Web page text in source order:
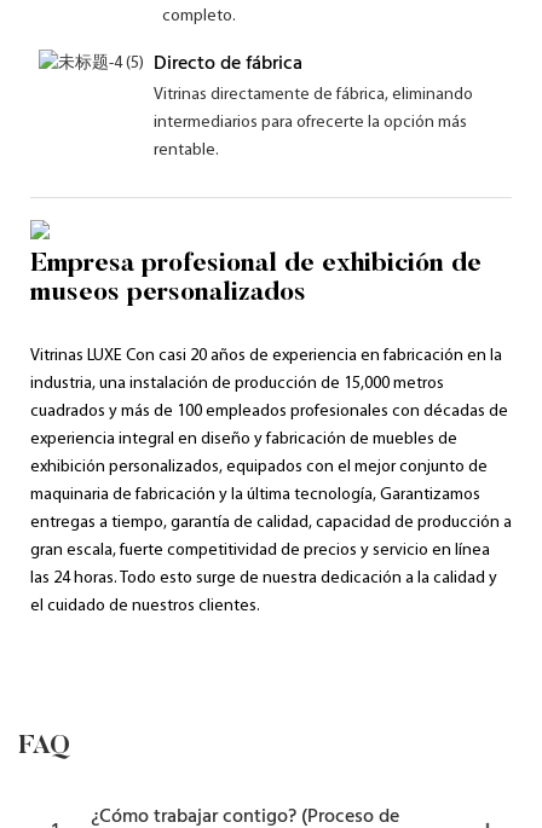
completo.
Directo de fábrica
Vitrinas directamente de fábrica, eliminando
intermediarios para ofrecerte la opción más
rentable.
Empresa profesional de exhibición de
museos personalizados
Vitrinas LUXE Con ​​casi 20 años de experiencia en fabricación en la
industria, una instalación de producción de 15,000 metros
cuadrados y más de 100 empleados profesionales con décadas de
experiencia integral en diseño y fabricación de muebles de
exhibición personalizados, equipados con el mejor conjunto de
maquinaria de fabricación y la última tecnología, Garantizamos
entregas a tiempo, garantía de calidad, capacidad de producción a
gran escala, fuerte competitividad de precios y servicio en línea
las 24 horas. Todo esto surge de nuestra dedicación a la calidad y
el cuidado de nuestros clientes.
FAQ
¿Cómo trabajar contigo? (Proceso de